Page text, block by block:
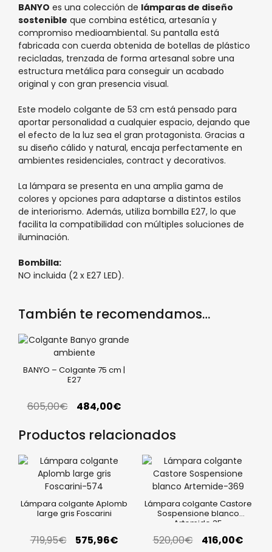
BANYO es una colección de lámparas de diseño
sostenible que combina estética, artesanía y
compromiso medioambiental. Su pantalla está
fabricada con cuerda obtenida de botellas de plástico
recicladas, trenzada de forma artesanal sobre una
estructura metálica para conseguir un acabado
original y con gran presencia visual.
Este modelo colgante de 53 cm está pensado para
aportar personalidad a cualquier espacio, dejando que
el efecto de la luz sea el gran protagonista. Gracias a
su diseño cálido y natural, encaja perfectamente en
ambientes residenciales, contract y decorativos.
La lámpara se presenta en una amplia gama de
colores y opciones para adaptarse a distintos estilos
de interiorismo. Además, utiliza bombilla E27, lo que
facilita la compatibilidad con múltiples soluciones de
iluminación.
Bombilla:
NO incluida (2 x E27 LED).
También te recomendamos…
BANYO – Colgante 75 cm |
E27
605,00€ 484,00€
Productos relacionados
Lámpara colgante Aplomb
large gris Foscarini
719,95€ 575,96€
Lámpara colgante Castore
Sospensione blanco
Artemide 35
520,00€ 416,00€